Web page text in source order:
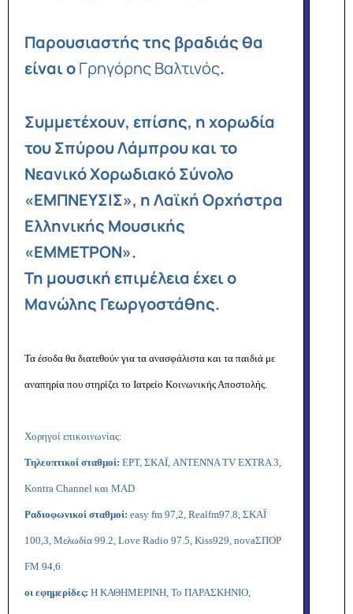
Παρουσιαστής της βραδιάςθα
είναι οΓρηγόρης Βαλτινός.
Συμμετέχουν, επίσης, η χορωδία
του Σπύρου Λάμπρου και το
Νεανικό Χορωδιακό Σύνολο
«ΕΜΠΝΕΥΣΙΣ», η Λαϊκή Ορχήστρα
Ελληνικής Μουσικής
«ΕΜΜΕΤΡΟΝ».
Τη μουσική επιμέλεια έχει ο
Μανώλης Γεωργοστάθης.
Τα έσοδα θα διατεθούν για τα ανασφάλιστα και τα παιδιά με
αναπηρία που στηρίζει το Ιατρείο Κοινωνικής Αποστολής.
Χορηγοί επικοινωνίας:
Τηλεοπτικοί σταθμοί: ΕΡΤ, ΣΚΑΪ, ANTENNA TV EXTRA 3,
Kontra Channel και MAD
Ραδιοφωνικοί σταθμοί: easy fm 97,2, Realfm97.8, ΣΚΑΪ
100,3, Μελωδία 99.2, Love Radio 97.5, Kiss929, novaΣΠΟΡ
FM 94,6
οι εφημερίδες: Η ΚΑΘΗΜΕΡΙΝΗ, Το ΠΑΡΑΣΚΗΝΙΟ,